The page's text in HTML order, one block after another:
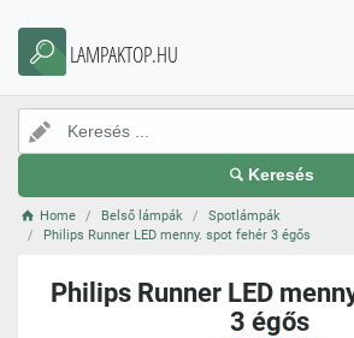
LAMPAKTOP.HU
Keresés
Home Belső lámpák
Spotlámpák
Philips Runner LED menny. spot fehér 3 égős
Philips Runner LED
3 égős